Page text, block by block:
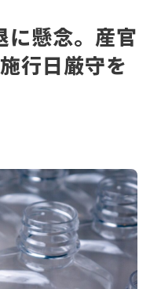
に懸念。産官
行日厳守を